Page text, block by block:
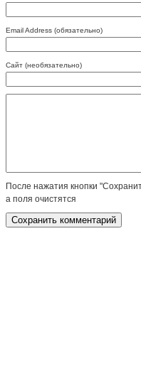
Email Address (обязательно)
Сайт (необязательно)
После нажатия кнопки
а поля очистятся